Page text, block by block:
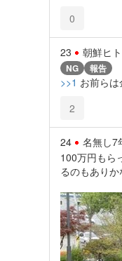
0
23 朝鮮ヒ
NG 報告
>>1 お前ら
2
24 名無し7
100万円もら
るのもあり